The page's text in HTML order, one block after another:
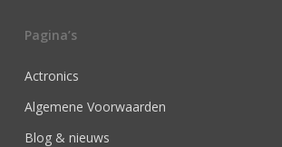
Pagina’s
Actronics
Algemene Voorwaarden
Blog & nieuws